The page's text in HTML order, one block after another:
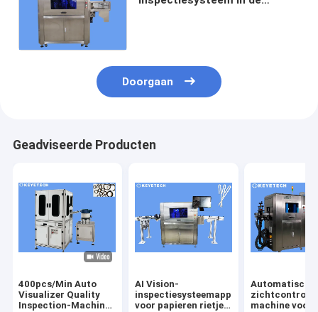
Doorgaan
Geadviseerde Producten
400pcs/Min Auto
Visualizer Quality
Inspection-Machine
AI Vision-
inspectiesysteemapparatuur
voor papieren rietjes
Automatische
zichtcontrole-
machine voor